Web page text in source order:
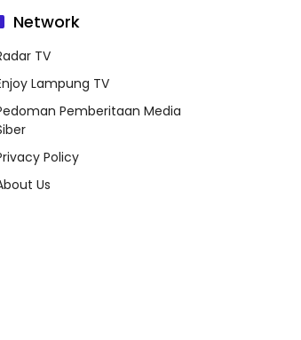
Network
TV
Lampung TV
Pemberitaan Media
Policy
Us